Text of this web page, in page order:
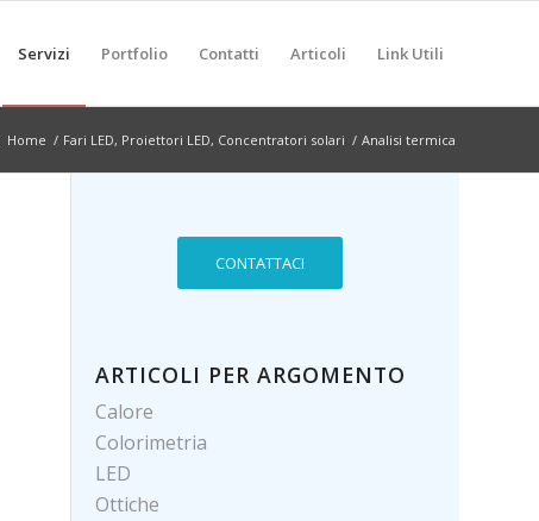
Servizi Portfolio Contatti Articoli Link Utili
Home / Fari LED, Proiettori LED, Concentratori solari / Analisi termica
CONTATTACI
ARTICOLI PER ARGOMENTO
Calore
Colorimetria
LED
Ottiche